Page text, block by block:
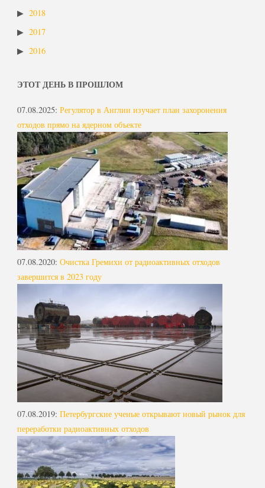
2018
2017
2016
ЭТОТ ДЕНЬ В ПРОШЛОМ
07.08.2025: Регулятор в Англии изучает план захоронения
отходов прямо на ядерном объекте
07.08.2020: Очистка Гремихи от радиоактивных отходов
завершится в 2023 году
07.08.2019: Петербургские ученые открывают новый рынок для
переработки радиоактивных отходов